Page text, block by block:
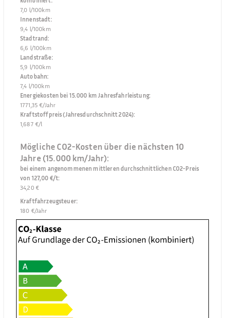
7,0 l/100km
Innenstadt:
9,4 l/100km
Stadtrand:
6,6 l/100km
Landstraße:
5,9 l/100km
Autobahn:
7,4 l/100km
Energiekosten bei 15.000 km Jahresfahrleistung:
1771,35 €/Jahr
Kraftstoffpreis (Jahresdurchschnitt 2024):
1,687 €/l
Mögliche CO2-Kosten über die nächsten 10
Jahre (15.000 km/Jahr):
bei einem angenommenen mittleren durchschnittlichen CO2-Preis
von 127,00 €/t:
34,20 €
Kraftfahrzeugsteuer:
180 €/Jahr